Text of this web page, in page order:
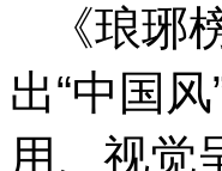
《琅
出“中国
用、视觉